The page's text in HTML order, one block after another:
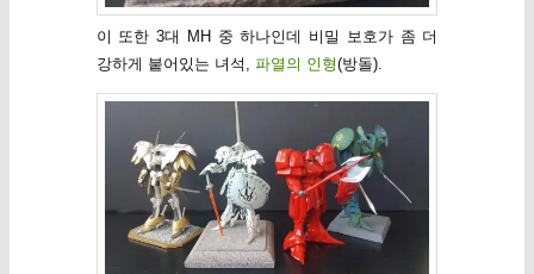
이 또한 3대 MH 중 하나인데 비밀 보호가 좀 더
강하게 붙어있는 녀석, 파열의 인형(방돌).